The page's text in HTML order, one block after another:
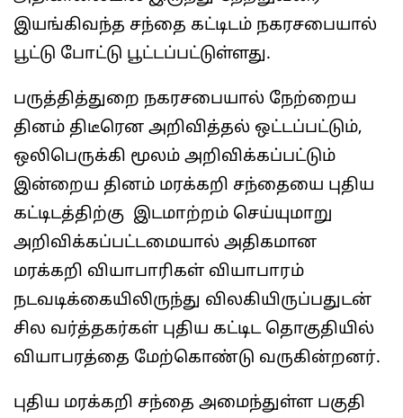
இயங்கிவந்த சந்தை கட்டிடம் நகரசபையால்
பூட்டு போட்டு பூட்டப்பட்டுள்ளது.
பருத்தித்துறை நகரசபையால் நேற்றைய
தினம் திடீரென அறிவித்தல் ஒட்டப்பட்டும்,
ஒலிபெருக்கி மூலம் அறிவிக்கப்பட்டும்
இன்றைய தினம் மரக்கறி சந்தையை புதிய
கட்டிடத்திற்கு இடமாற்றம் செய்யுமாறு
அறிவிக்கப்பட்டமையால் அதிகமான
மரக்கறி வியாபாரிகள் வியாபாரம்
நடவடிக்கையிலிருந்து விலகியிருப்பதுடன்
சில வர்த்தகர்கள் புதிய கட்டிட தொகுதியில்
வியாபரத்தை மேற்கொண்டு வருகின்றனர்.
புதிய மரக்கறி சந்தை அமைந்துள்ள பகுதி